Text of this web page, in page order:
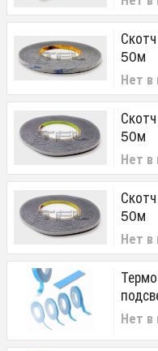
50м
Нет в
50м
Нет в
50м
Нет в
Нет в